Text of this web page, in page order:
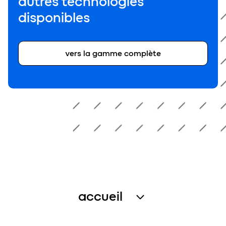
disponibles
vers la gamme complète
accueil